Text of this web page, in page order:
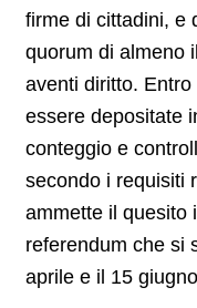
firme di cittadini, e
quorum di almeno
aventi diritto.
essere depositate
conteggio e
secondo i requisiti
ammette il quesito
referendum che si
aprile e il 15